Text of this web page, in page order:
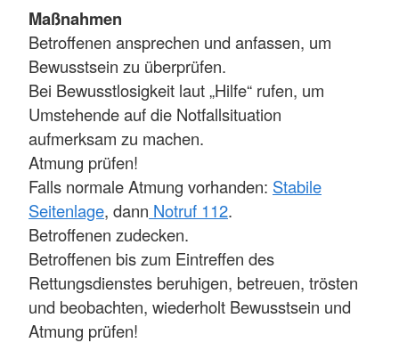
Maßnahmen
Betroffenen ansprechen und anfassen, um
Bewusstsein zu überprüfen.
Bei Bewusstlosigkeit laut „Hilfe“ rufen, um
Umstehende auf die Notfallsituation
aufmerksam zu machen.
Atmung prüfen!
Falls normale Atmung vorhanden: Stabile
Seitenlage, dann Notruf 112.
Betroffenen zudecken.
Betroffenen bis zum Eintreffen des
Rettungsdienstes beruhigen, betreuen, trösten
und beobachten, wiederholt Bewusstsein und
Atmung prüfen!